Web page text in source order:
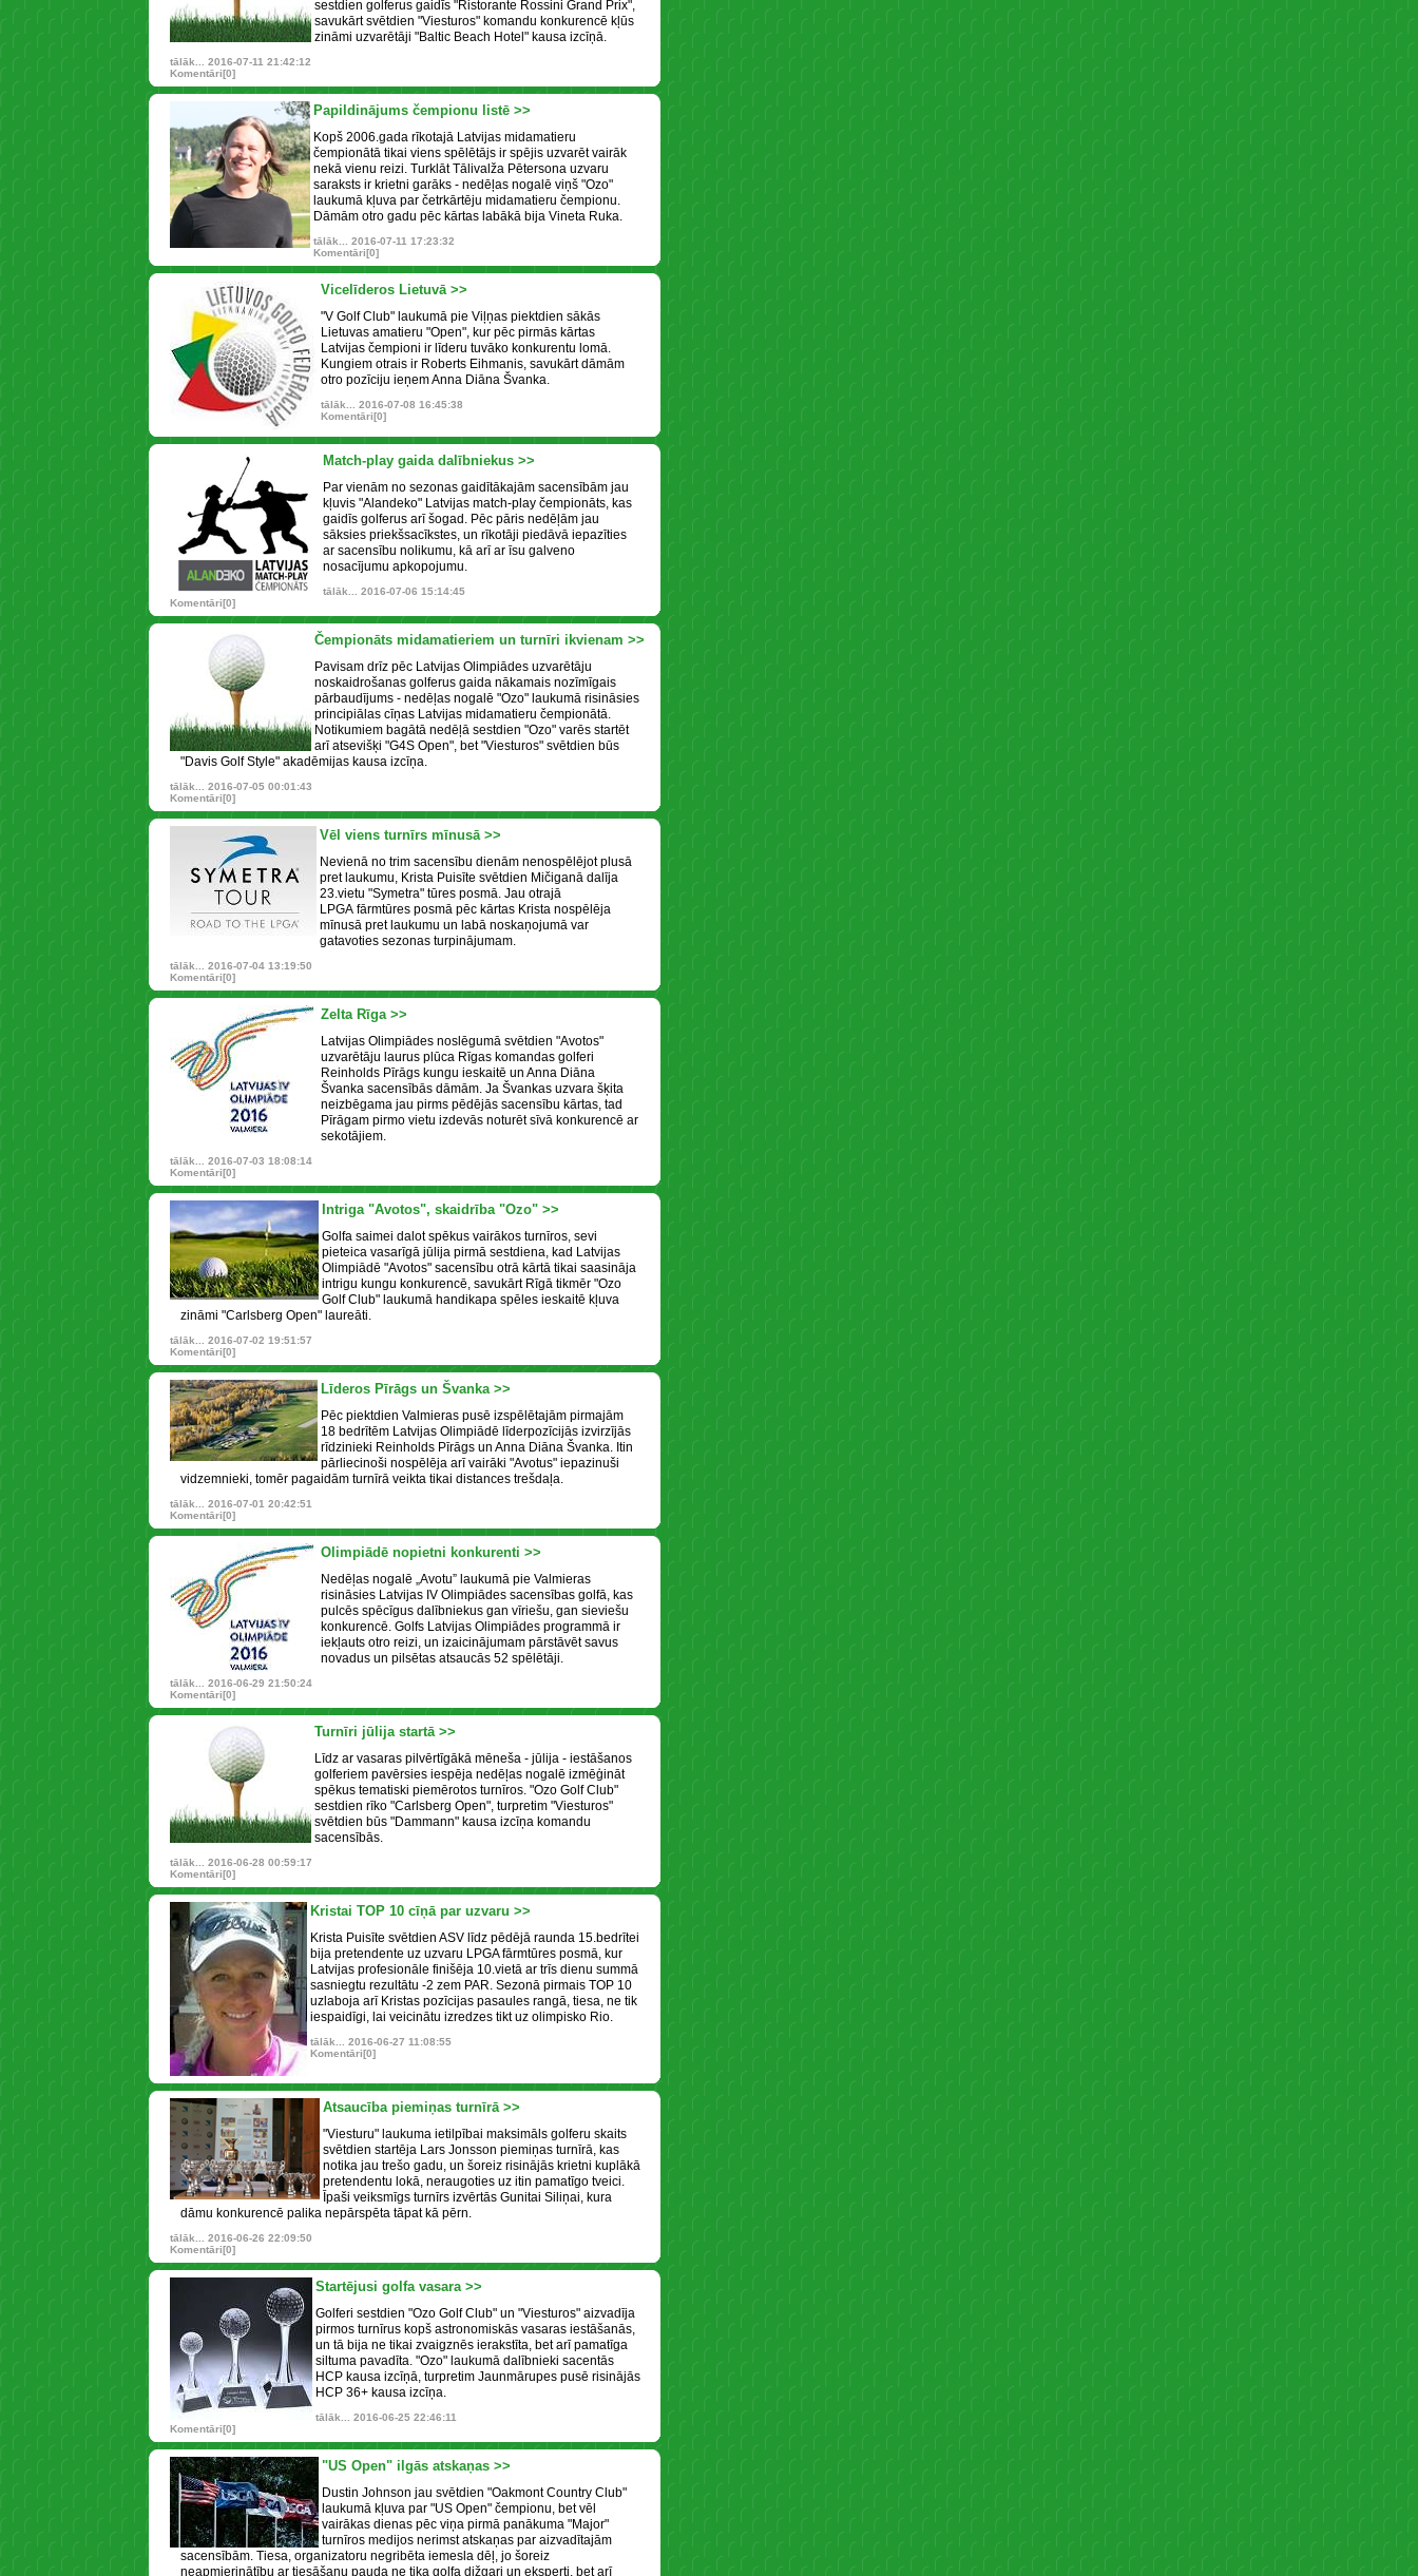
sestdien golferus gaidīs "Ristorante Rossini Grand Prix",
savukārt svētdien "Viesturos" komandu konkurencē kļūs
zināmi uzvarētāji "Baltic Beach Hotel" kausa izcīņā.
tālāk...
2016-07-11 21:42:12
Komentāri[0]
Papildinājums čempionu listē >>
Kopš 2006.gada rīkotajā Latvijas midamatieru
čempionātā tikai viens spēlētājs ir spējis uzvarēt vairāk
nekā vienu reizi. Turklāt Tālivalža Pētersona uzvaru
saraksts ir krietni garāks - nedēļas nogalē viņš "Ozo"
laukumā kļuva par četrkārtēju midamatieru čempionu.
Dāmām otro gadu pēc kārtas labākā bija Vineta Ruka.
tālāk...
2016-07-11 17:23:32
Komentāri[0]
Vicelīderos Lietuvā >>
"V Golf Club" laukumā pie Viļņas piektdien sākās
Lietuvas amatieru "Open", kur pēc pirmās kārtas
Latvijas čempioni ir līderu tuvāko konkurentu lomā.
Kungiem otrais ir Roberts Eihmanis, savukārt dāmām
otro pozīciju ieņem Anna Diāna Švanka.
tālāk...
2016-07-08 16:45:38
Komentāri[0]
Match-play gaida dalībniekus >>
Par vienām no sezonas gaidītākajām sacensībām jau
kļuvis "Alandeko" Latvijas match-play čempionāts, kas
gaidīs golferus arī šogad. Pēc pāris nedēļām jau
sāksies priekšsacīkstes, un rīkotāji piedāvā iepazīties
ar sacensību nolikumu, kā arī ar īsu galveno
nosacījumu apkopojumu.
tālāk...
2016-07-06 15:14:45
Komentāri[0]
Čempionāts midamatieriem un turnīri ikvienam >>
Pavisam drīz pēc Latvijas Olimpiādes uzvarētāju
noskaidrošanas golferus gaida nākamais nozīmīgais
pārbaudījums - nedēļas nogalē "Ozo" laukumā risināsies
principiālas cīņas Latvijas midamatieru čempionātā.
Notikumiem bagātā nedēļā sestdien "Ozo" varēs startēt
arī atsevišķi "G4S Open", bet "Viesturos" svētdien būs
"Davis Golf Style" akadēmijas kausa izcīņa.
tālāk...
2016-07-05 00:01:43
Komentāri[0]
Vēl viens turnīrs mīnusā >>
Nevienā no trim sacensību dienām nenospēlējot plusā
pret laukumu, Krista Puisīte svētdien Mičiganā dalīja
23.vietu "Symetra" tūres posmā. Jau otrajā
LPGA fārmtūres posmā pēc kārtas Krista nospēlēja
mīnusā pret laukumu un labā noskaņojumā var
gatavoties sezonas turpinājumam.
tālāk...
2016-07-04 13:19:50
Komentāri[0]
Zelta Rīga >>
Latvijas Olimpiādes noslēgumā svētdien "Avotos"
uzvarētāju laurus plūca Rīgas komandas golferi
Reinholds Pīrāgs kungu ieskaitē un Anna Diāna
Švanka sacensībās dāmām. Ja Švankas uzvara šķita
neizbēgama jau pirms pēdējās sacensību kārtas, tad
Pīrāgam pirmo vietu izdevās noturēt sīvā konkurencē ar
sekotājiem.
tālāk...
2016-07-03 18:08:14
Komentāri[0]
Intriga "Avotos", skaidrība "Ozo" >>
Golfa saimei dalot spēkus vairākos turnīros, sevi
pieteica vasarīgā jūlija pirmā sestdiena, kad Latvijas
Olimpiādē "Avotos" sacensību otrā kārtā tikai saasināja
intrigu kungu konkurencē, savukārt Rīgā tikmēr "Ozo
Golf Club" laukumā handikapa spēles ieskaitē kļuva
zināmi "Carlsberg Open" laureāti.
tālāk...
2016-07-02 19:51:57
Komentāri[0]
Līderos Pīrāgs un Švanka >>
Pēc piektdien Valmieras pusē izspēlētajām pirmajām
18 bedrītēm Latvijas Olimpiādē līderpozīcijās izvirzījās
rīdzinieki Reinholds Pīrāgs un Anna Diāna Švanka. Itin
pārliecinoši nospēlēja arī vairāki "Avotus" iepazinuši
vidzemnieki, tomēr pagaidām turnīrā veikta tikai distances trešdaļa.
tālāk...
2016-07-01 20:42:51
Komentāri[0]
Olimpiādē nopietni konkurenti >>
Nedēļas nogalē „Avotu” laukumā pie Valmieras
risināsies Latvijas IV Olimpiādes sacensības golfā, kas
pulcēs spēcīgus dalībniekus gan vīriešu, gan sieviešu
konkurencē. Golfs Latvijas Olimpiādes programmā ir
iekļauts otro reizi, un izaicinājumam pārstāvēt savus
novadus un pilsētas atsaucās 52 spēlētāji.
tālāk...
2016-06-29 21:50:24
Komentāri[0]
Turnīri jūlija startā >>
Līdz ar vasaras pilvērtīgākā mēneša - jūlija - iestāšanos
golferiem pavērsies iespēja nedēļas nogalē izmēģināt
spēkus tematiski piemērotos turnīros. "Ozo Golf Club"
sestdien rīko "Carlsberg Open", turpretim "Viesturos"
svētdien būs "Dammann" kausa izcīņa komandu
sacensībās.
tālāk...
2016-06-28 00:59:17
Komentāri[0]
Kristai TOP 10 cīņā par uzvaru >>
Krista Puisīte svētdien ASV līdz pēdējā raunda 15.bedrītei
bija pretendente uz uzvaru LPGA fārmtūres posmā, kur
Latvijas profesionāle finišēja 10.vietā ar trīs dienu summā
sasniegtu rezultātu -2 zem PAR. Sezonā pirmais TOP 10
uzlaboja arī Kristas pozīcijas pasaules rangā, tiesa, ne tik
iespaidīgi, lai veicinātu izredzes tikt uz olimpisko Rio.
tālāk...
2016-06-27 11:08:55
Komentāri[0]
Atsaucība piemiņas turnīrā >>
"Viesturu" laukuma ietilpībai maksimāls golferu skaits
svētdien startēja Lars Jonsson piemiņas turnīrā, kas
notika jau trešo gadu, un šoreiz risinājās krietni kuplākā
pretendentu lokā, neraugoties uz itin pamatīgo tveici.
Īpaši veiksmīgs turnīrs izvērtās Gunitai Siliņai, kura
dāmu konkurencē palika nepārspēta tāpat kā pērn.
tālāk...
2016-06-26 22:09:50
Komentāri[0]
Startējusi golfa vasara >>
Golferi sestdien "Ozo Golf Club" un "Viesturos" aizvadīja
pirmos turnīrus kopš astronomiskās vasaras iestāšanās,
un tā bija ne tikai zvaigznēs ierakstīta, bet arī pamatīga
siltuma pavadīta. "Ozo" laukumā dalībnieki sacentās
HCP kausa izcīņā, turpretim Jaunmārupes pusē risinājās
HCP 36+ kausa izcīņa.
tālāk...
2016-06-25 22:46:11
Komentāri[0]
"US Open" ilgās atskaņas >>
Dustin Johnson jau svētdien "Oakmont Country Club"
laukumā kļuva par "US Open" čempionu, bet vēl
vairākas dienas pēc viņa pirmā panākuma "Major"
turnīros medijos nerimst atskaņas par aizvadītajām
sacensībām. Tiesa, organizatoru negribēta iemesla dēļ, jo šoreiz
neapmierinātību ar tiesāšanu pauda ne tika golfa dižgari un eksperti, bet arī